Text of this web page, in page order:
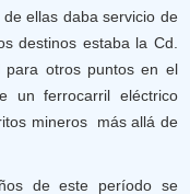
ellas daba servicio de
destinos estaba la Cd.
para otros puntos en el
un ferrocarril eléctrico
mineros más allá de
de este período se